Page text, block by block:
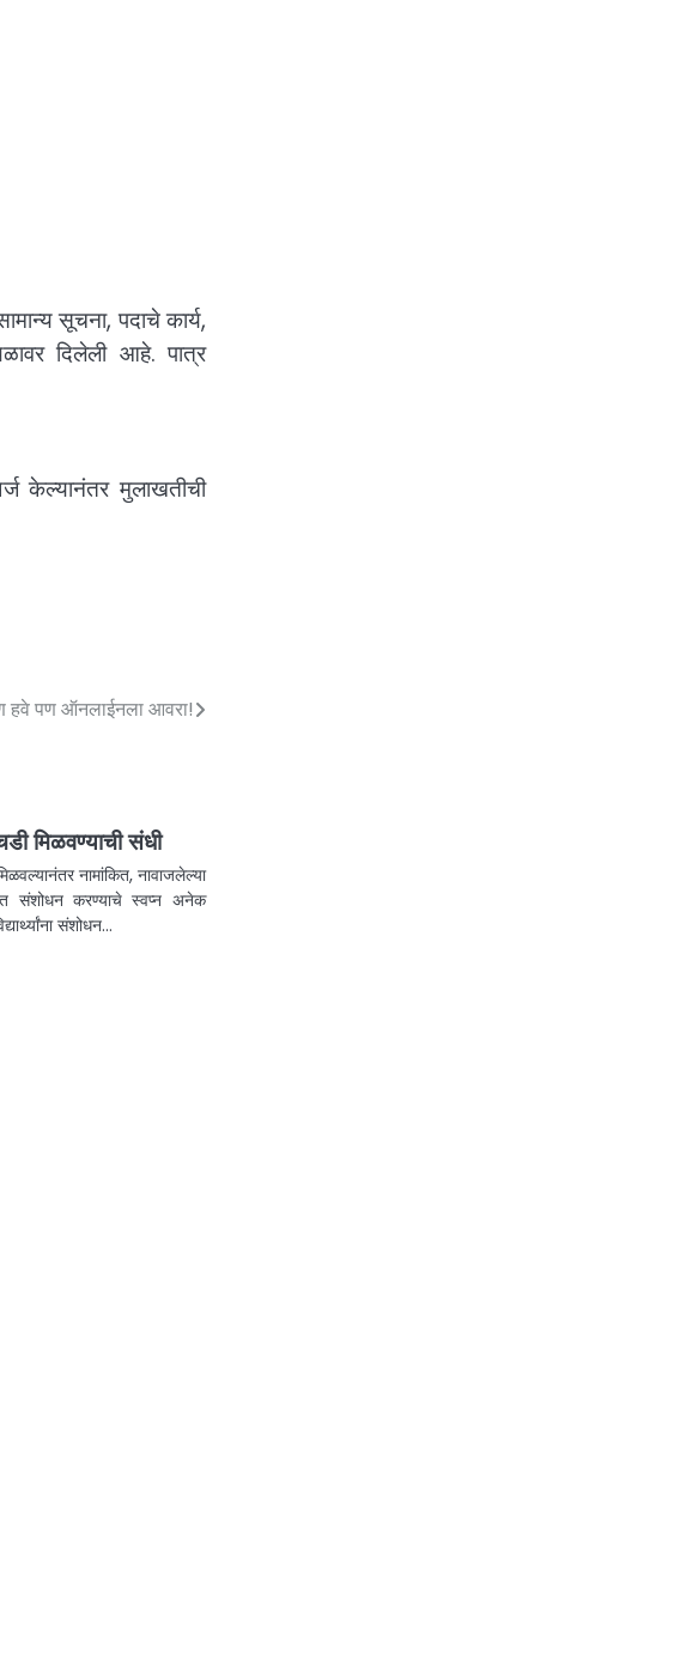
सूचना, पदाचे कार्य,
दिलेली आहे. पात्र
केल्यानंतर मुलाखतीची
हवे पण ऑनलाईनला आवरा!
मिळवण्याची संधी
नामांकित, नावाजलेल्या
संशोधन करण्याचे स्वप्न अनेक
संशोधन…